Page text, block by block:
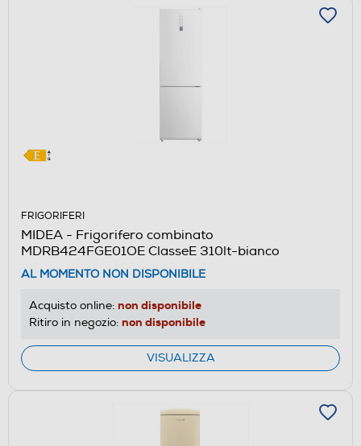
FRIGORIFERI
MIDEA - Frigorifero combinato
MDRB424FGE01OE ClasseE 310lt-bianco
AL MOMENTO NON DISPONIBILE
Acquisto online: non disponibile
Ritiro in negozio: non disponibile
VISUALIZZA